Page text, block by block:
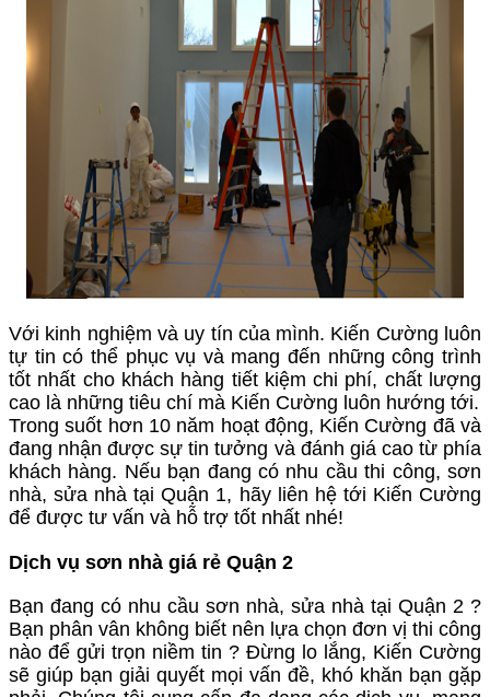
Với kinh nghiệm và uy tín của mình. Kiến Cường luôn
tự tin có thể phục vụ và mang đến những công trình
tốt nhất cho khách hàng tiết kiệm chi phí, chất lượng
cao là những tiêu chí mà Kiến Cường luôn hướng tới.
Trong suốt hơn 10 năm hoạt động, Kiến Cường đã và
đang nhận được sự tin tưởng và đánh giá cao từ phía
khách hàng. Nếu bạn đang có nhu cầu thi công, sơn
nhà, sửa nhà tại Quận 1, hãy liên hệ tới Kiến Cường
để được tư vấn và hỗ trợ tốt nhất nhé!
Dịch vụ sơn nhà giá rẻ Quận 2
Bạn đang có nhu cầu sơn nhà, sửa nhà tại Quận 2 ?
Bạn phân vân không biết nên lựa chọn đơn vị thi công
nào để gửi trọn niềm tin ? Đừng lo lắng, Kiến Cường
sẽ giúp bạn giải quyết mọi vấn đề, khó khăn bạn gặp